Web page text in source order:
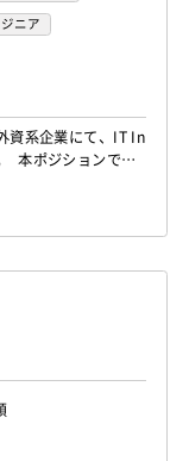
ニア
資系企業にて、IT In
本ポジションで
ジェクトにも携わ